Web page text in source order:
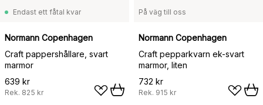
Endast ett fåtal kvar
Normann Copenhagen
Craft pappershållare, svart
marmor
639 kr
Rek. 825 kr
På väg till oss
Normann Copenhagen
Craft pepparkvarn ek-svart
marmor, liten
732 kr
Rek. 915 kr